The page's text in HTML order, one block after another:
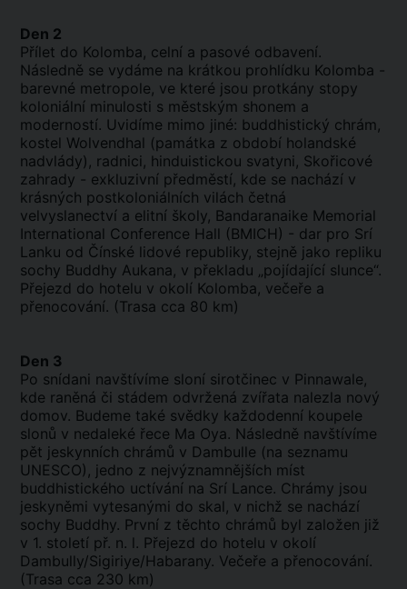
Den 2
Přílet do Kolomba, celní a pasové odbavení.
Následně se vydáme na krátkou prohlídku Kolomba -
barevné metropole, ve které jsou protkány stopy
koloniální minulosti s městským shonem a
moderností. Uvidíme mimo jiné: buddhistický chrám,
kostel Wolvendhal (památka z období holandské
nadvlády), radnici, hinduistickou svatyni, Skořicové
zahrady - exkluzivní předměstí, kde se nachází v
krásných postkoloniálních vilách četná
velvyslanectví a elitní školy, Bandaranaike Memorial
International Conference Hall (BMICH) - dar pro Srí
Lanku od Čínské lidové republiky, stejně jako repliku
sochy Buddhy Aukana, v překladu „pojídající slunce“.
Přejezd do hotelu v okolí Kolomba, večeře a
přenocování. (Trasa cca 80 km)
Den 3
Po snídani navštívíme sloní sirotčinec v Pinnawale,
kde raněná či stádem odvržená zvířata nalezla nový
domov. Budeme také svědky každodenní koupele
slonů v nedaleké řece Ma Oya. Následně navštívíme
pět jeskynních chrámů v Dambulle (na seznamu
UNESCO), jedno z nejvýznamnějších míst
buddhistického uctívání na Srí Lance. Chrámy jsou
jeskyněmi vytesanými do skal, v nichž se nachází
sochy Buddhy. První z těchto chrámů byl založen již
v 1. století př. n. l. Přejezd do hotelu v okolí
Dambully/Sigiriye/Habarany. Večeře a přenocování.
(Trasa cca 230 km)